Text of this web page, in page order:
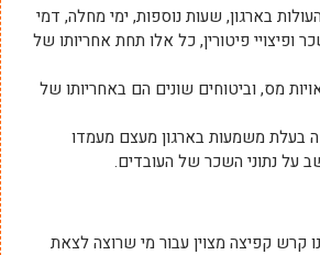
בארגון, שעות נוספות, ימי מחלה, דמי
ופיצויי פיטורין, כל אלו תחת אחריותו של
מס, וביטוחים שונים הם באחריותו של
בעלת משמעות בארגון מעצם מעמדו
על נתוני השכר של העובדים.
קרש קפיצה מצוין עבור מי שרוצה לצאת